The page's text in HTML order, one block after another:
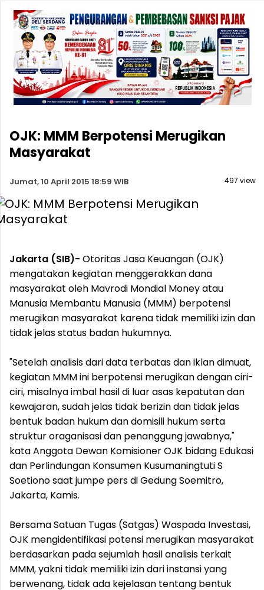
OJK: MMM Berpotensi Merugikan
Masyarakat
Jumat, 10 April 2015 18:59 WIB 497 view
Jakarta (SIB)- Otoritas Jasa Keuangan (OJK)
mengatakan kegiatan menggerakkan dana
masyarakat oleh Mavrodi Mondial Money atau
Manusia Membantu Manusia (MMM) berpotensi
merugikan masyarakat karena tidak memiliki izin dan
tidak jelas status badan hukumnya.
"Setelah analisis dari data terbatas dan iklan dimuat,
kegiatan MMM ini berpotensi merugikan dengan ciri-
ciri, misalnya imbal hasil di luar asas kepatutan dan
kewajaran, sudah jelas tidak berizin dan tidak jelas
bentuk badan hukum dan domisili hukum serta
struktur oraganisasi dan penanggung jawabnya,"
kata Anggota Dewan Komisioner OJK bidang Edukasi
dan Perlindungan Konsumen Kusumaningtuti S
Soetiono saat jumpe pers di Gedung Soemitro,
Jakarta, Kamis.
Bersama Satuan Tugas (Satgas) Waspada Investasi,
OJK mengidentifikasi potensi merugikan masyarakat
berdasarkan pada sejumlah hasil analisis terkait
MMM, yakni tidak memiliki izin dari instansi yang
berwenang, tidak ada kejelasan tentang bentuk